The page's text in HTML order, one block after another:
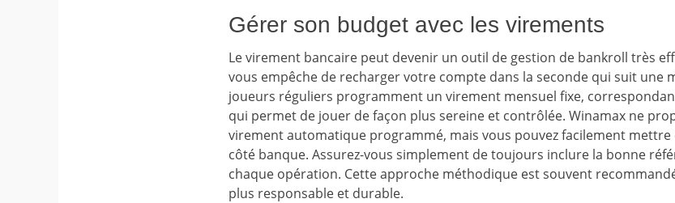
Gérer son budget avec les virements
Le virement bancaire peut devenir un outil de gestion de bankroll très
vous empêche de recharger votre compte dans la seconde qui suit une
joueurs réguliers programment un virement mensuel fixe,
qui permet de jouer de façon plus sereine et contrôlée. Winamax ne
virement automatique programmé, mais vous pouvez facilement
côté banque. Assurez-vous simplement de toujours inclure la bonne
chaque opération. Cette approche méthodique est souvent
plus responsable et durable.